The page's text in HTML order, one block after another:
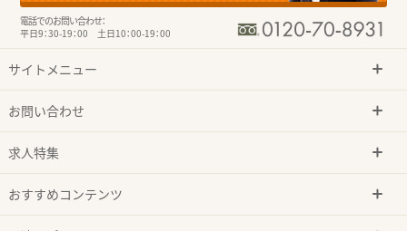
電話でのお問い合わせ：
平日9：30-19：00 土日10：00-19：00
サイトメニュー
お問い合わせ
求人特集
おすすめコンテンツ